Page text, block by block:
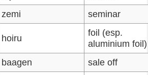
zemi seminar
hoiru
foil (esp.
aluminium foil)
baagen sale off